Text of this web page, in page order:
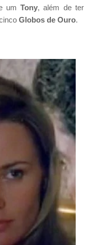
um Tony, além de ter
Globos de Ouro.